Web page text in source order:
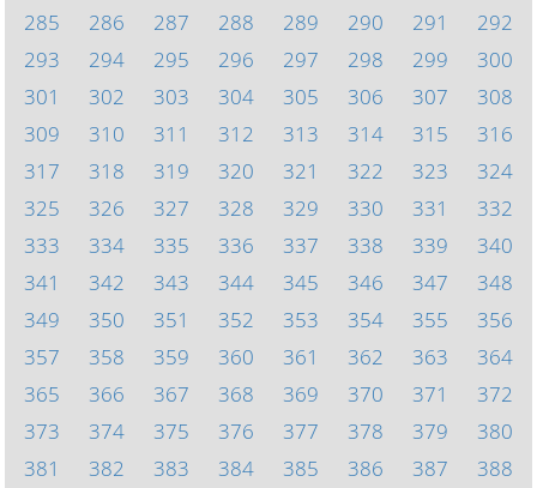
285
286 287 288 289 290 291
292
293
294 295 296 297 298 299
300
301
302 303 304 305 306 307
308
309
310 311 312 313 314 315
316
317
318 319 320 321 322 323
324
325
326 327 328 329 330 331
332
333
334 335 336 337 338 339
340
341
342 343 344 345 346 347
348
349
350 351 352 353 354 355
356
357
358 359 360 361 362 363
364
365
366 367 368 369 370 371
372
373
374 375 376 377 378 379
380
381
382 383 384 385 386 387 388